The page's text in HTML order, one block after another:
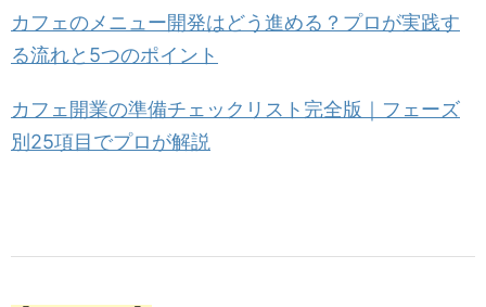
カフェのメニュー開発はどう進める？プロが実践す
る流れと5つのポイント
カフェ開業の準備チェックリスト完全版｜フェーズ
別25項目でプロが解説